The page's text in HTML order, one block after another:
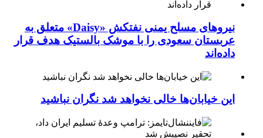
نیروهای مسلح یمنی نفتکش «Daisy» متعلق به
عربستان سعودی را با موشک بالستیک هدف قرار
داده‌اند
این خیابان‌ها خالی نخواهد شد نگران نباشید